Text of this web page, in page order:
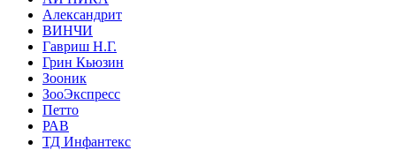
Александрит
ВИНЧИ
Гавриш Н.Г.
Грин Кьюзин
Зооник
ЗооЭкспресс
Петто
РАВ
ТД Инфантекс